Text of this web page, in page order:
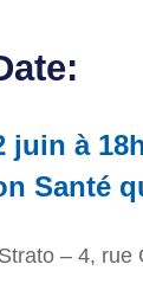
juin à
Santé
– 4, rue